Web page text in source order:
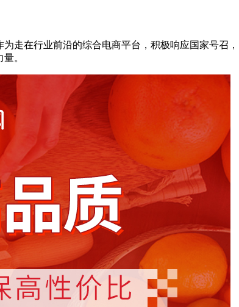
走在行业前沿的综合电商平台，积极响应国家号召，
。